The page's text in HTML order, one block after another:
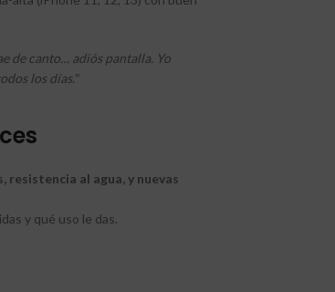
de canto… adiós pantalla. Yo
los días."
resistencia al agua, y nuevas
y qué uso le das.